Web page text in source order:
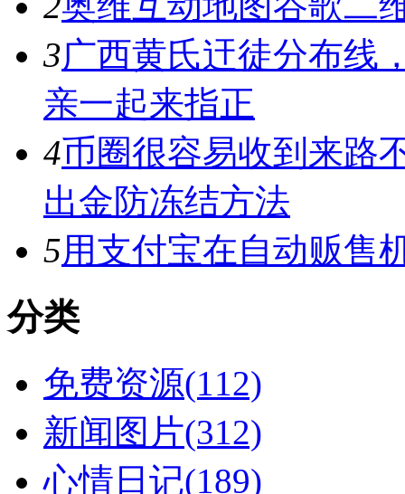
3广西黄氏迀徒分布线
亲一起来指正
4币圈很容易收到来路
出金防冻结方法
5用支付宝在自动贩售
分类
免费资源(112)
新闻图片(312)
心情日记(189)